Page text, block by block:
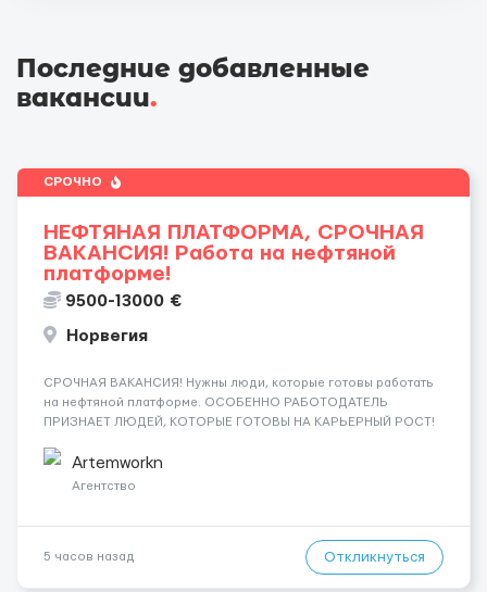
Последние добавленные
вакансии.
СРОЧНО
НЕФТЯНАЯ ПЛАТФОРМА, СРОЧНАЯ
ВАКАНСИЯ! Работа на нефтяной
платформе!
9500-13000 €
Норвегия
СРОЧНАЯ ВАКАНСИЯ! Нужны люди, которые готовы работать
на нефтяной платформе. ОСОБЕННО РАБОТОДАТЕЛЬ
ПРИЗНАЕТ ЛЮДЕЙ, КОТОРЫЕ ГОТОВЫ НА КАРЬЕРНЫЙ РОСТ!
сварщика, Помощник механика ( стыковка метала, зачистка
метала, подготовка рабочего места и т....
Artemworkn
Агентство
5 часов назад Откликнуться